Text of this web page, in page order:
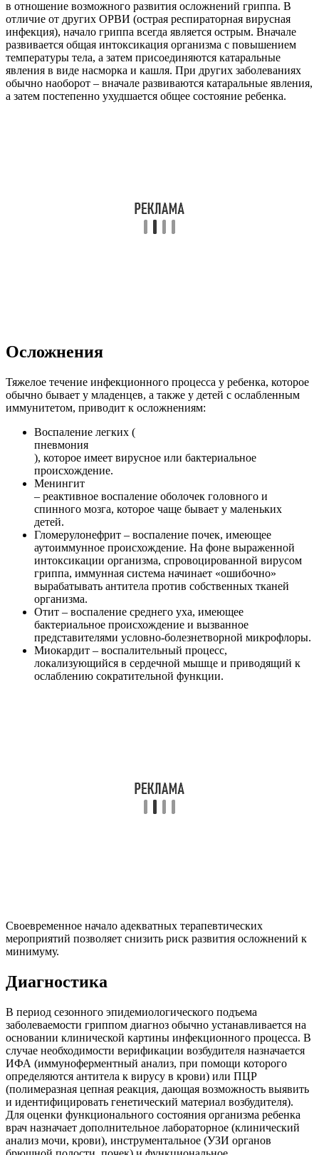
в отношение возможного развития осложнений гриппа. В
отличие от других ОРВИ (острая респираторная вирусная
инфекция), начало гриппа всегда является острым. Вначале
развивается общая интоксикация организма с повышением
температуры тела, а затем присоединяются катаральные
явления в виде насморка и кашля. При других заболеваниях
обычно наоборот – вначале развиваются катаральные явления,
а затем постепенно ухудшается общее состояние ребенка.
Осложнения
Тяжелое течение инфекционного процесса у ребенка, которое
обычно бывает у младенцев, а также у детей с ослабленным
иммунитетом, приводит к осложнениям:
Воспаление легких (
пневмония
), которое имеет вирусное или бактериальное
происхождение.
Менингит
– реактивное воспаление оболочек головного и
спинного мозга, которое чаще бывает у маленьких
детей.
Гломерулонефрит – воспаление почек, имеющее
аутоиммунное происхождение. На фоне выраженной
интоксикации организма, спровоцированной вирусом
гриппа, иммунная система начинает «ошибочно»
вырабатывать антитела против собственных тканей
организма.
Отит – воспаление среднего уха, имеющее
бактериальное происхождение и вызванное
представителями условно-болезнетворной микрофлоры.
Миокардит – воспалительный процесс,
локализующийся в сердечной мышце и приводящий к
ослаблению сократительной функции.
Своевременное начало адекватных терапевтических
мероприятий позволяет снизить риск развития осложнений к
минимуму.
Диагностика
В период сезонного эпидемиологического подъема
заболеваемости гриппом диагноз обычно устанавливается на
основании клинической картины инфекционного процесса. В
случае необходимости верификации возбудителя назначается
ИФА (иммуноферментный анализ, при помощи которого
определяются антитела к вирусу в крови) или ПЦР
(полимеразная цепная реакция, дающая возможность выявить
и идентифицировать генетический материал возбудителя).
Для оценки функционального состояния организма ребенка
врач назначает дополнительное лабораторное (клинический
анализ мочи, крови), инструментальное (УЗИ органов